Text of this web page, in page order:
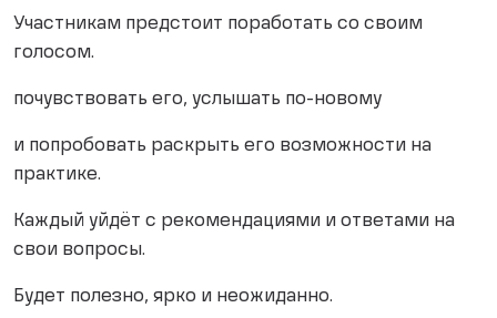
Участникам предстоит поработать со своим
голосом.
почувствовать его, услышать по-новому
и попробовать раскрыть его возможности на
практике.
Каждый уйдёт с рекомендациями и ответами на
свои вопросы.
Будет полезно, ярко и неожиданно.